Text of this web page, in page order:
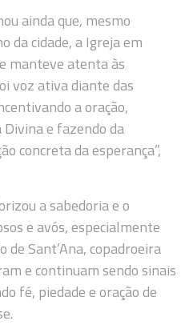
ainda que, mesmo
da cidade, a Igreja em
manteve atenta às
voz ativa diante das
a oração,
e fazendo da
concreta da esperança”,
a sabedoria e o
e avós, especialmente
de Sant’Ana, copadroeira
e continuam sendo sinais
fé, piedade e oração de